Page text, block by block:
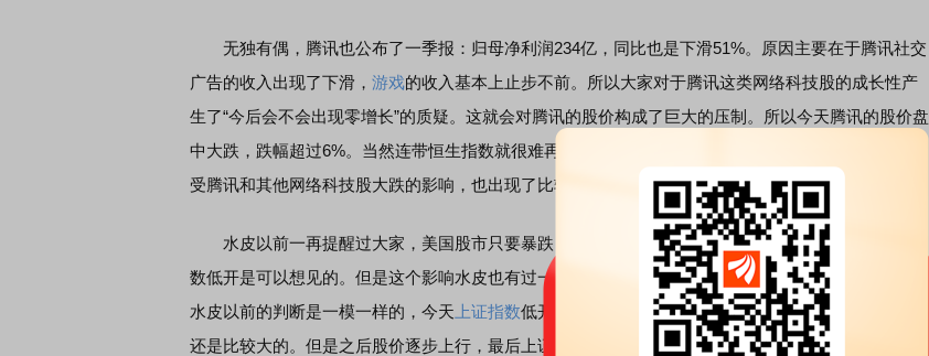
无独有偶，腾讯也公布了一季报：归母净利润234亿，同比也是下滑51%。原因主要在于腾讯社交
广告的收入出现了下滑， 游戏的收入基本上止步不前。所以大家对于腾讯这类网络科技股的成长性产
生了“今后会不会出现零增长”的质疑。这就会对腾讯的股价构成了巨大的压制。所以今天腾讯的股价盘
中大跌，跌幅超过6%。当然连带恒生指数就很难再有过去几天的强势表现。尤其是恒生科技股指数，
受腾讯和其他网络科技股大跌的影响，也出现了比较大幅度的下滑。
水皮以前一再提醒过大家，美国股市只要暴跌，对A股的开盘一定会有影响。所以今天A股三大指
数低开是可以想见的。但是这个影响水皮也有过一个基本判断，也就在于开盘。实际上今天的情况和
水皮以前的判断是一模一样的，今天 上证指数低开了1.27%，深成指低开了1.4%，应该讲低开的幅度
还是比较大的。但是之后股价逐步上行，最后上证涨了0.36%，深成指涨0.37%，创业板涨了0.50%。